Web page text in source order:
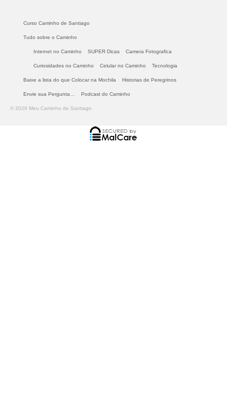
Curso Caminho de Santiago
Tudo sobre o Caminho
Internet no Caminho SUPER Dicas Camera Fotografica
Curiosidades no Caminho Celular no Caminho Tecnologia
Baixe a lista do que Colocar na Mochila Historias de Peregrinos
Envie sua Pergunta… Podcast do Caminho
© 2026 Meu Caminho de Santiago